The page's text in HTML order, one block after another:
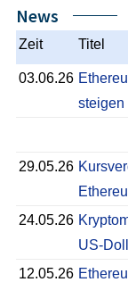
News
Zeit Titel
03.06.26
steigen
29.05.26
24.05.26
US-
12.05.26